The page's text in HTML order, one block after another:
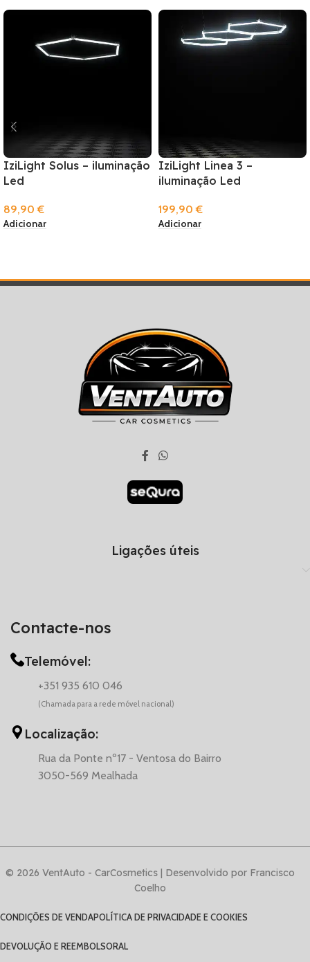
IziLight Solus – iluminação
Led
89,90€
Adicionar
IziLight Linea 3 –
iluminação Led
199,90€
Adicionar
Contacte-nos
Telemóvel:
+351 935 610 046
(Chamada para a rede móvel nacional)
Localização:
Rua da Ponte nº17 - Ventosa do Bairro
3050-569 Mealhada
Ligações úteis
© 2026 VentAuto - CarCosmetics | Desenvolvido por Francisco
Coelho
CONDIÇÕES DE VENDAPOLÍTICA DE PRIVACIDADE E COOKIES
DEVOLUÇÃO E REEMBOLSORAL